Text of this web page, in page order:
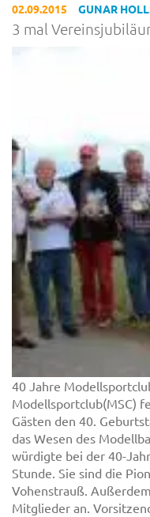
02.09.2015 GUNAR
3 mal
40 Jahre
Modellsportclub(MSC)
Gästen den 40.
das Wesen des
würdigte bei der 40-
Stunde. Sie sind die
Vohenstrauß.
Mitglieder an.